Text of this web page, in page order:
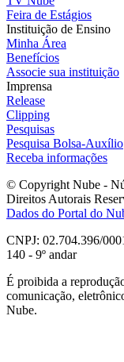
Feira de Estágios
Instituição de Ensino
Minha Área
Benefícios
Associe sua instituição
Imprensa
Release
Clipping
Pesquisas
Pesquisa Bolsa-Auxílio
Receba informações
© Copyright Nube -
Direitos Autorais
Dados do Portal do
CNPJ: 02.704.396/
140 - 9º andar
É proibida a
comunicação,
Nube.